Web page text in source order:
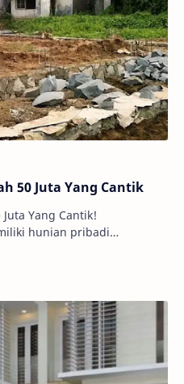
50 Juta Yang Cantik
Yang Cantik!
hunian pribadi